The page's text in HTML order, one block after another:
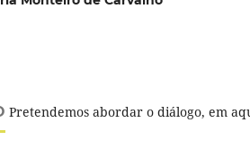
Pretendemos abordar o diálogo, em